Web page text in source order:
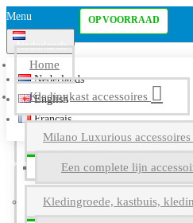
Menu
Nederlands
Nederlands
English
Français
Home
Kledingkast accessoires
Milano Luxurious accessoires
Een complete lijn
Kledingroede, kastbuis,
OP VOORRAAD